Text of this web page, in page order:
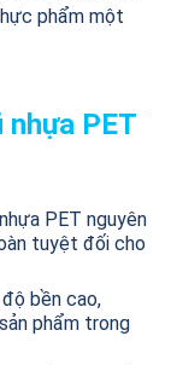
phẩm một
PET
PET nguyên
tuyệt đối cho
bền cao,
phẩm trong